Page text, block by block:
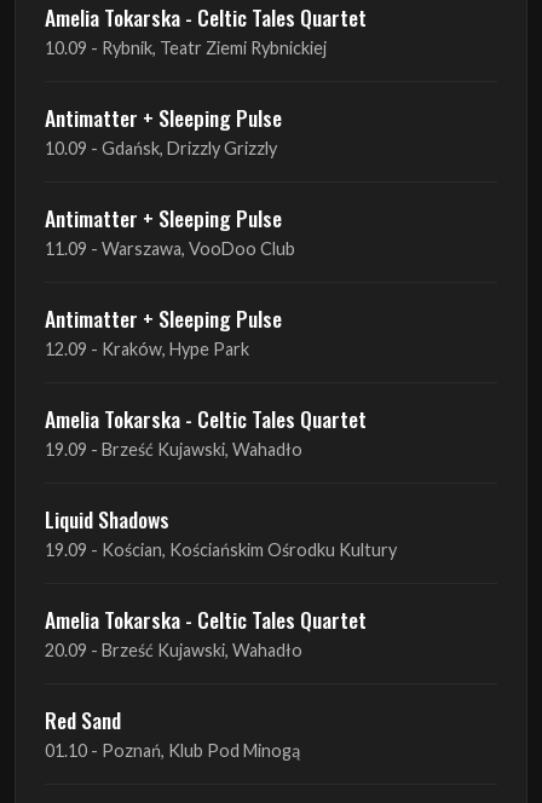
Amelia Tokarska - Celtic Tales Quartet
10.09 - Rybnik, Teatr Ziemi Rybnickiej
Antimatter + Sleeping Pulse
10.09 - Gdańsk, Drizzly Grizzly
Antimatter + Sleeping Pulse
11.09 - Warszawa, VooDoo Club
Antimatter + Sleeping Pulse
12.09 - Kraków, Hype Park
Amelia Tokarska - Celtic Tales Quartet
19.09 - Brześć Kujawski, Wahadło
Liquid Shadows
19.09 - Kościan, Kościańskim Ośrodku Kultury
Amelia Tokarska - Celtic Tales Quartet
20.09 - Brześć Kujawski, Wahadło
Red Sand
01.10 - Poznań, Klub Pod Minogą